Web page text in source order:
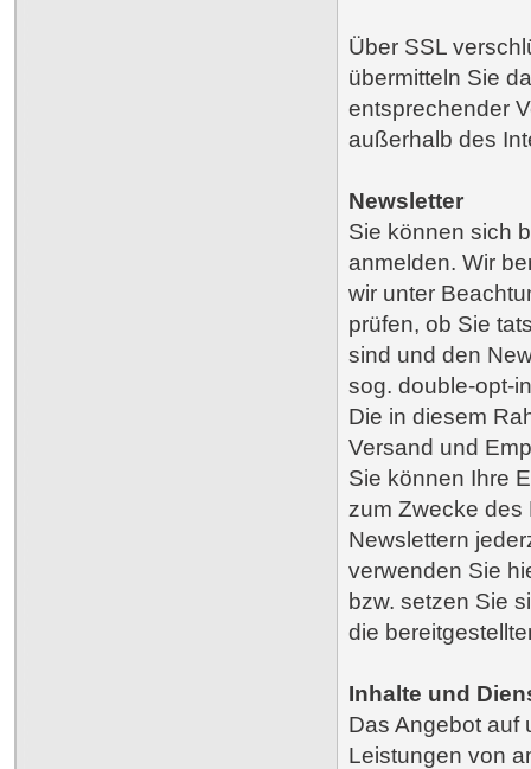
Über SSL
übermitteln Sie
entsprechender
außerhalb des
Newsletter
Sie können sich
anmelden. Wir
wir unter
prüfen, ob Sie
sind und den
sog. double-opt-
Die in diesem
Versand und
Sie können Ihre
zum Zwecke des
Newslettern
verwenden Sie
bzw. setzen Sie
die
Inhalte und
Das Angebot auf
Leistungen von